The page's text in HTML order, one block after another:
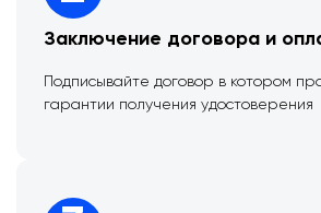
Заключение договора и
Подписывайте договор в котором
гарантии получения удостоверения